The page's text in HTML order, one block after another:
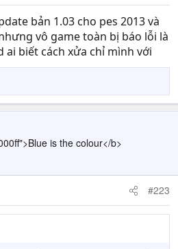
bản 1.03 cho pes 2013 và
vô game toàn bị báo lỗi là
ai biết cách xửa chỉ mình với
is the colour</b>
#223